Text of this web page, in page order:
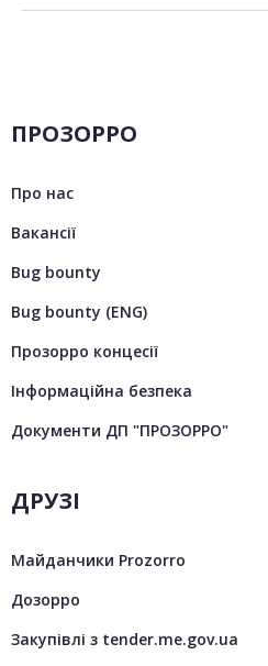
ПРОЗОРРО
Про нас
Вакансії
Bug bounty
Bug bounty (ENG)
Прозорро концесії
Інформаційна безпека
Документи ДП "ПРОЗОРРО"
ДРУЗІ
Майданчики Prozorro
Дозорро
Закупівлі з tender.me.gov.ua